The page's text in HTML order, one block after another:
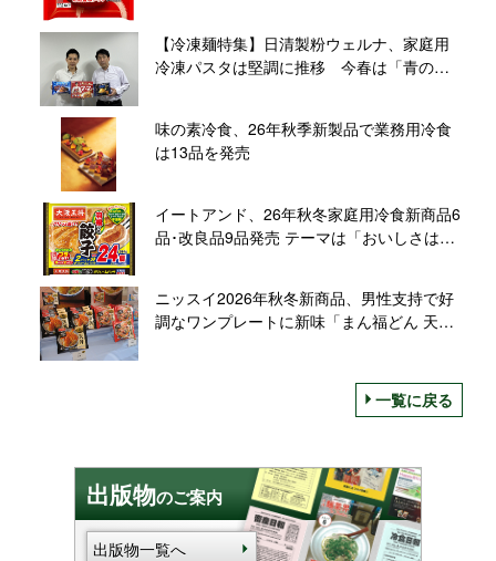
【冷凍麺特集】日清製粉ウェルナ、家庭用
冷凍パスタは堅調に推移 今春は「青の洞
味の素冷食、26年秋季新製品で業務用冷食
は13品を発売
イートアンド、26年秋冬家庭用冷食新商品6
品･改良品9品発売 テーマは「おいしさは素
ニッスイ2026年秋冬新商品、男性支持で好
調なワンプレートに新味「まん福どん 天
一覧に戻る
出版物のご案内
出版物一覧へ